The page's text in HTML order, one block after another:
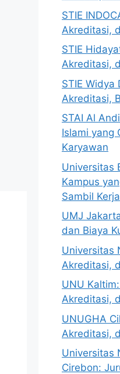
STIE
Akreditasi,
STIE
Akreditasi,
STIE Widya
Akreditasi,
STAI Al
Islami yang
Karyawan
Universitas
Kampus
Sambil Kerja
UMJ
dan Biaya
Universitas
Akreditasi,
UNU
Akreditasi,
UNUGHA
Akreditasi,
Universitas
Cirebon: